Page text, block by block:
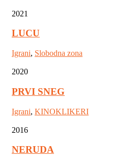
2021
LUCU
Igrani, Slobodna zona
2020
PRVI SNEG
Igrani, KINOKLIKERI
2016
NERUDA